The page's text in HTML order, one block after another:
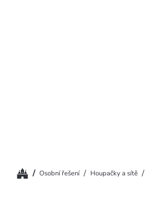
Domů/ Osobní řešení / Houpačky a sítě /